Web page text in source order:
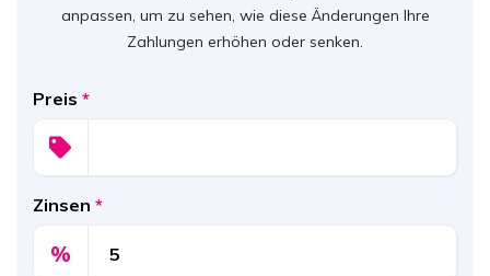
anpassen, um zu sehen, wie diese Änderungen Ihre
Zahlungen erhöhen oder senken.
Preis *
Zinsen *
%